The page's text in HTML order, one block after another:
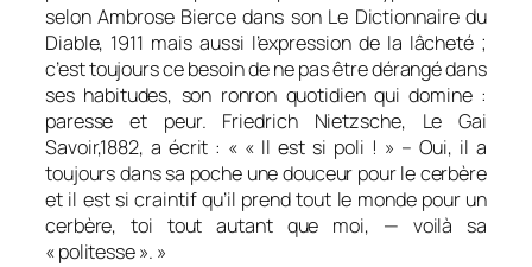
selon Ambrose Bierce dans son Le Dictionnaire du
Diable, 1911 mais aussi l’expression de la lâcheté ;
c’est toujours ce besoin de ne pas être dérangé dans
ses habitudes, son ronron quotidien qui domine :
paresse et peur. Friedrich Nietzsche, Le Gai
Savoir,1882, a écrit : « « Il est si poli ! » – Oui, il a
toujours dans sa poche une douceur pour le cerbère
et il est si craintif qu’il prend tout le monde pour un
cerbère, toi tout autant que moi, — voilà sa
« politesse ». »